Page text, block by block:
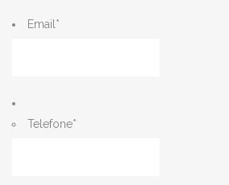
Email *
Telefone*